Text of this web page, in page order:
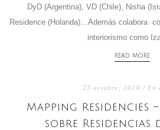
DyD (Argentina), VD (Chile), Nisha
Residence (Holanda)…Además colabora
interiorismo como
READ MORE
23 octubre, 2018 / En
Mapping Residencies
sobre Residencias